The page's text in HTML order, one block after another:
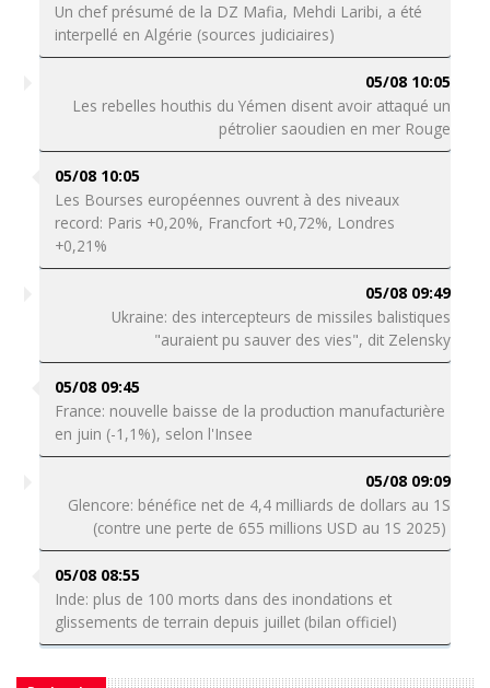
Un chef présumé de la DZ Mafia, Mehdi Laribi, a été
interpellé en Algérie (sources judiciaires)
05/08 10:05
Les rebelles houthis du Yémen disent avoir attaqué un
pétrolier saoudien en mer Rouge
05/08 10:05
Les Bourses européennes ouvrent à des niveaux
record: Paris +0,20%, Francfort +0,72%, Londres
+0,21%
05/08 09:49
Ukraine: des intercepteurs de missiles balistiques
"auraient pu sauver des vies", dit Zelensky
05/08 09:45
France: nouvelle baisse de la production manufacturière
en juin (-1,1%), selon l'Insee
05/08 09:09
Glencore: bénéfice net de 4,4 milliards de dollars au 1S
(contre une perte de 655 millions USD au 1S 2025)
05/08 08:55
Inde: plus de 100 morts dans des inondations et
glissements de terrain depuis juillet (bilan officiel)